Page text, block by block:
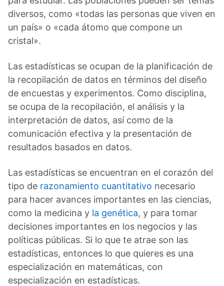
diversos, como «todas las personas que viven en
un país» o «cada átomo que compone un
cristal».
Las estadísticas se ocupan de la planificación de
la recopilación de datos en términos del diseño
de encuestas y experimentos. Como disciplina,
se ocupa de la recopilación, el análisis y la
interpretación de datos, así como de la
comunicación efectiva y la presentación de
resultados basados ​​en datos.
Las estadísticas se encuentran en el corazón del
tipo de razonamiento cuantitativo necesario
para hacer avances importantes en las ciencias,
como la medicina y la genética, y para tomar
decisiones importantes en los negocios y las
políticas públicas. Si lo que te atrae son las
estadísticas, entonces lo que quieres es una
especialización en matemáticas, con
especialización en estadísticas.